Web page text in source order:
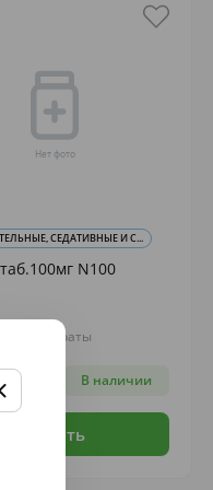
СЕДАТИВНЫЕ И С...
N100
В наличии
Купить